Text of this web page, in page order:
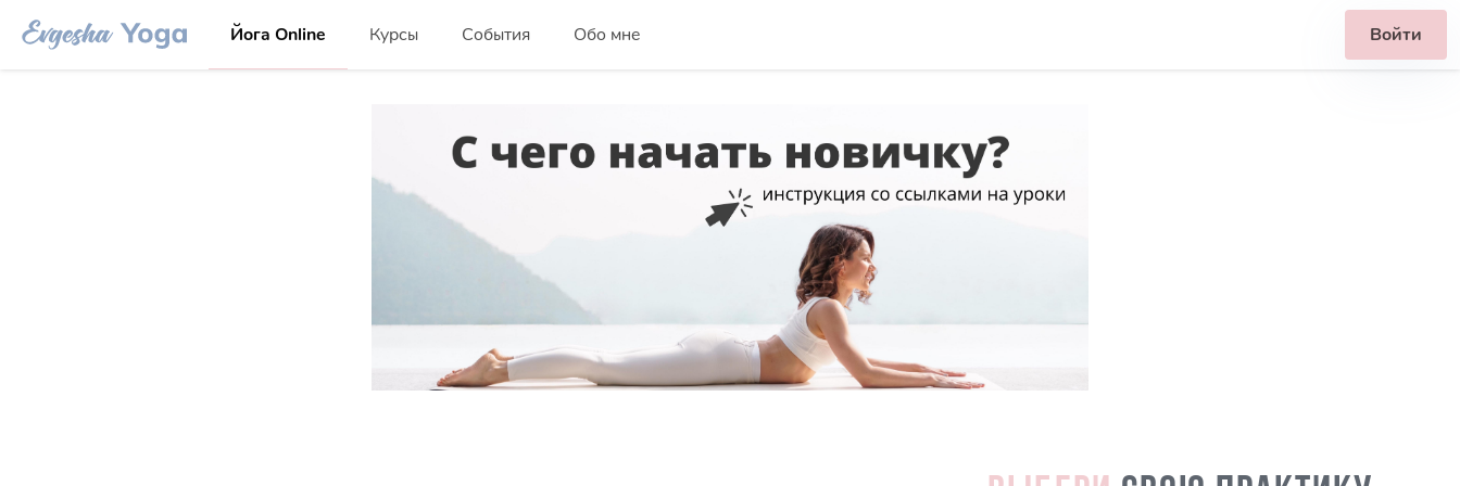
Йога Online Курсы События Обо мне Войти